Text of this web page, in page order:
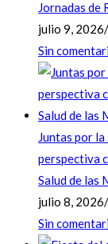
Jornadas de
julio 9, 2026/
Sin
Juntas por
perspectiva
Salud de las
julio 8, 2026/
Sin